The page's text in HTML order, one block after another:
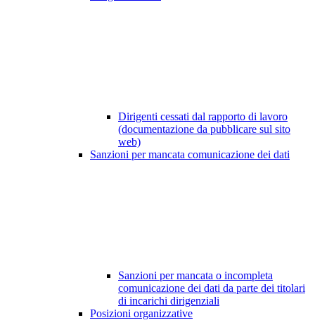
Dirigenti cessati dal rapporto di lavoro
(documentazione da pubblicare sul sito
web)
Sanzioni per mancata comunicazione dei dati
Sanzioni per mancata o incompleta
comunicazione dei dati da parte dei titolari
di incarichi dirigenziali
Posizioni organizzative